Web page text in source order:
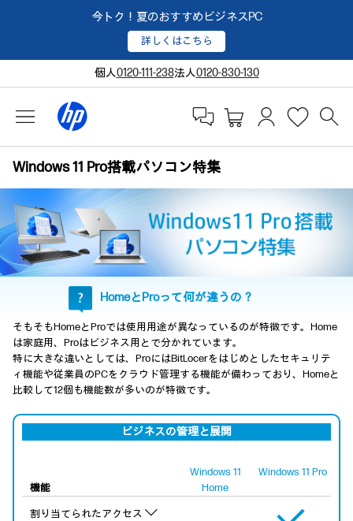
今トク！夏のおすすめビジネスPC
詳しくはこちら
個人0120-111-238法人0120-830-130
Windows 11 Pro搭載パソコン特集
HomeとProって何が違うの？
そもそもHomeとProでは使用用途が異なっているのが特徴です。Home
は家庭用、Proはビジネス用とで分かれています。
特に大きな違いとしては、ProにはBitLocerをはじめとしたセキュリテ
ィ機能や従業員のPCをクラウド管理する機能が備わっており、 Homeと
比較して12個も機能数が多いのが特徴です。
ビジネスの管理と展開
機能
Windows 11
Home
Windows 11 Pro
割り当てられたアクセス